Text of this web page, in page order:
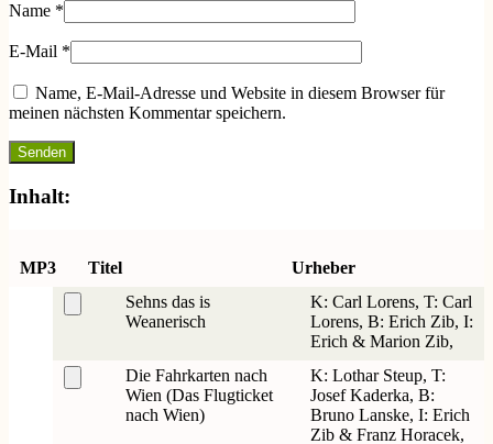
Name *
E-Mail *
Name, E-Mail-Adresse und Website in diesem Browser für
meinen nächsten Kommentar speichern.
Inhalt:
MP3 Titel
Urheber
Sehns das is
Weanerisch
K: Carl Lorens, T: Carl
Lorens, B: Erich Zib, I:
Erich & Marion Zib,
Die Fahrkarten nach
Wien (Das Flugticket
nach Wien)
K: Lothar Steup, T:
Josef Kaderka, B:
Bruno Lanske, I: Erich
Zib & Franz Horacek,